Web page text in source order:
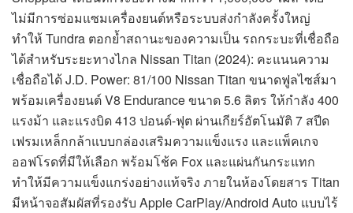
ไม่มีการซ่อมแซมเครื่องยนต์หรือระบบส่งกำลังครั้งใหญ่
ทำให้ Tundra ตอกย้ำสถานะของความเป็น รถกระบะที่เชื่อถือ
ได้สำหรับระยะทางไกล Nissan Titan (2024): คะแนนความ
เชื่อถือได้ J.D. Power: 81/100 Nissan Titan ขนาดฟูลไซส์มา
พร้อมเครื่องยนต์ V8 Endurance ขนาด 5.6 ลิตร ให้กำลัง 400
แรงม้า และแรงบิด 413 ปอนด์-ฟุต ผ่านเกียร์อัตโนมัติ 7 สปีด
เฟรมเหล็กกล้าแบบกล่องเสริมความแข็งแรง และแพ็คเกจ
ออฟโรดที่มีให้เลือก พร้อมโช้ค Fox และแผ่นกันกระแทก
ทำให้มีความแข็งแกร่งอย่างแท้จริง ภายในห้องโดยสาร Titan
มีหน้าจอสัมผัสที่รองรับ Apple CarPlay/Android Auto แบบไร้